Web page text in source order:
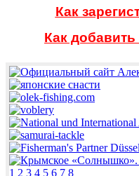
Как
Как
1 2 3 4 5 6 7 8